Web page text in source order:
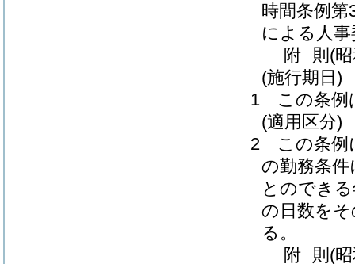
時間条例第
による人
附 則 (
(施行期日)
1
この条例
(適用区分)
2
この条例
の勤務条
とのでき
の日数を
る。
附 則 (